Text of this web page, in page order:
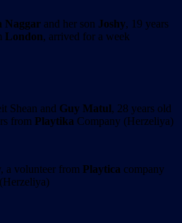
Naggar and her son Joshy, 19 years
London, arrived for a week
Shean and Guy Matul, 28 years old
from Playtika Company (Herzeliya)
volunteer from Playtica company
(Herzeliya)